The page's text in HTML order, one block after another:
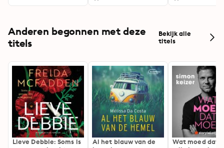
Anderen begonnen met deze
titels
Bekijk alle
titels
Lieve Debbie: Soms is
Al het blauw van de
Wat moed dat